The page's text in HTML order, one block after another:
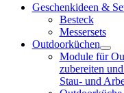
Geschenkideen &
Besteck
Messersets
Outdoorküchen
Module für
zubereiten
Stau- und